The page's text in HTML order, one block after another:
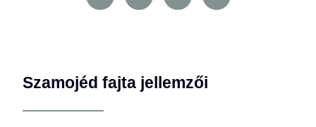
Szamojéd fajta jellemzői